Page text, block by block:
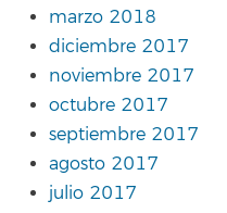
marzo 2018
diciembre 2017
noviembre 2017
octubre 2017
septiembre 2017
agosto 2017
julio 2017